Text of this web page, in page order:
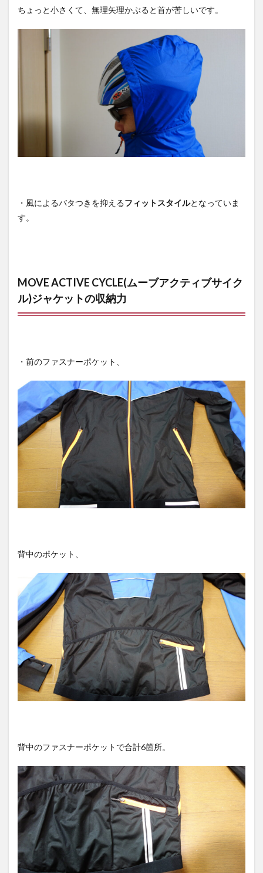
ちょっと小さくて、無理矢理かぶると首が苦しいです。
・風によるバタつきを抑えるフィットスタイルとなっていま
す。
MOVE ACTIVE CYCLE(ムーブアクティブサイク
ル)ジャケットの収納力
・前のファスナーポケット、
背中のポケット、
背中のファスナーポケットで合計6箇所。